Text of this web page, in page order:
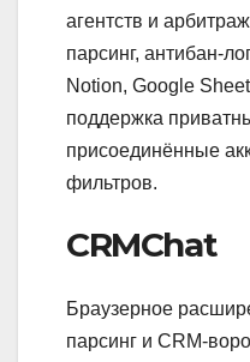
агентств и
парсинг, антибан-
Notion, Google
поддержка
присоединённые
фильтров.
CRMChat
Браузерное
парсинг и CRM-